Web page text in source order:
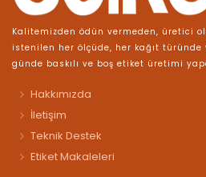
Kalitemizden ödün vermeden, üretici
istenilen her ölçüde, her kağıt türünde
günde baskılı ve boş etiket üretimi
Hakkımızda
İletişim
Teknik Destek
Etiket Makaleleri